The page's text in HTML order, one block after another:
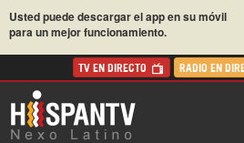
Usted puede descargar el app en su móvil
para un mejor funcionamiento.
TV EN DIRECTO RADIO EN